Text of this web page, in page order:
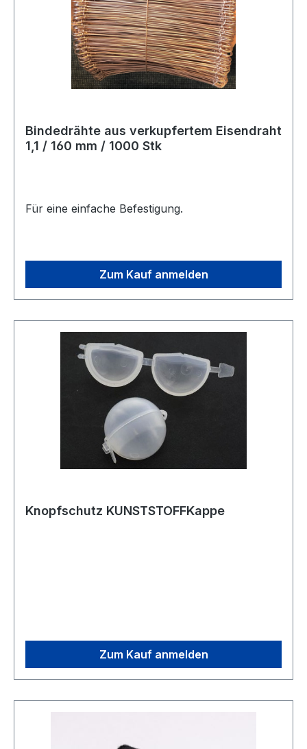
Bindedrähte aus verkupfertem Eisendraht
1,1 / 160 mm / 1000 Stk
Für eine einfache Befestigung.
Zum Kauf anmelden
Knopfschutz KUNSTSTOFFKappe
Zum Kauf anmelden